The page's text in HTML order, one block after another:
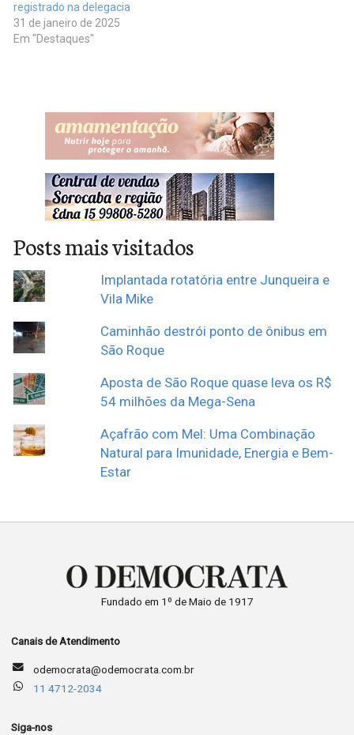
registrado na delegacia
31 de janeiro de 2025
Em "Destaques"
Posts mais visitados
Implantada rotatória entre Junqueira e
Vila Mike
Caminhão destrói ponto de ônibus em
São Roque
Aposta de São Roque quase leva os R$
54 milhões da Mega-Sena
Açafrão com Mel: Uma Combinação
Natural para Imunidade, Energia e Bem-
Estar
Fundado em 1º de Maio de 1917
Canais de Atendimento
odemocrata@odemocrata.com.br
11 4712-2034
Siga-nos